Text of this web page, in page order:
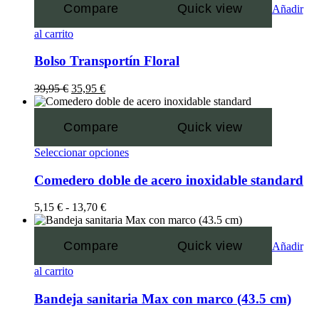
Compare Quick view Añadir
al carrito
Bolso Transportín Floral
39,95€ 35,95 €
Compare Quick view
Seleccionar opciones
Comedero doble de acero inoxidable standard
5,15 € - 13,70 €
Compare Quick view Añadir
al carrito
Bandeja sanitaria Max con marco (43.5 cm)